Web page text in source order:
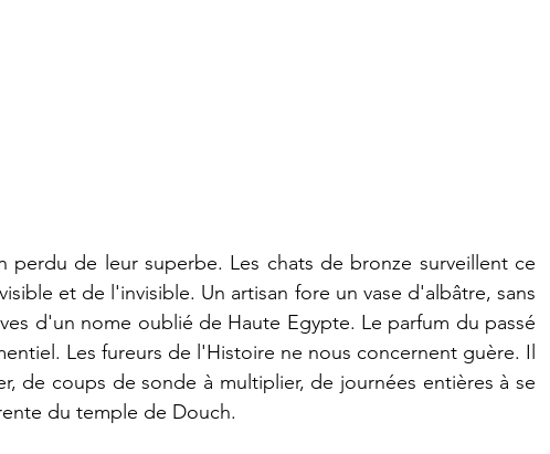
perdu de leur superbe. Les chats de bronze surveillent ce
et de l'invisible. Un artisan fore un vase d'albâtre, sans
d'un nome oublié de Haute Egypte. Le parfum du passé
Les fureurs de l'Histoire ne nous concernent guère. Il
de coups de sonde à multiplier, de journées entières à se
du temple de Douch.